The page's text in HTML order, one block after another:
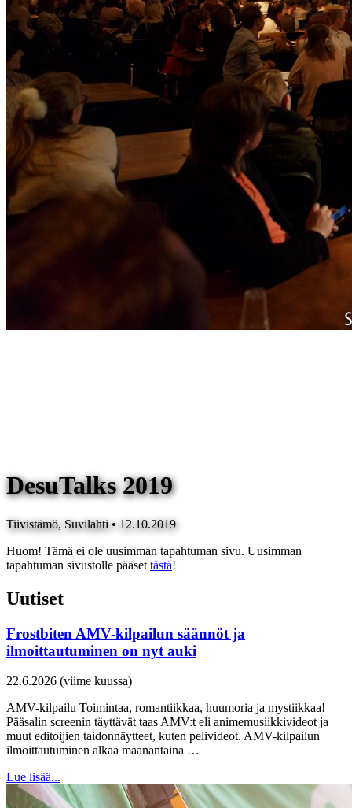
DesuTalks 2019
Tiivistämö, Suvilahti • 12.10.2019
Huom! Tämä ei ole uusimman tapahtuman sivu. Uusimman
tapahtuman sivustolle pääset tästä!
Uutiset
Frostbiten AMV-kilpailun säännöt ja
ilmoittautuminen on nyt auki
22.6.2026 (viime kuussa)
AMV-kilpailu Toimintaa, romantiikkaa, huumoria ja mystiikkaa!
Pääsalin screenin täyttävät taas AMV:t eli animemusiikkivideot ja
muut editoijien taidonnäytteet, kuten pelivideot. AMV-kilpailun
ilmoittautuminen alkaa maanantaina …
Lue lisää...